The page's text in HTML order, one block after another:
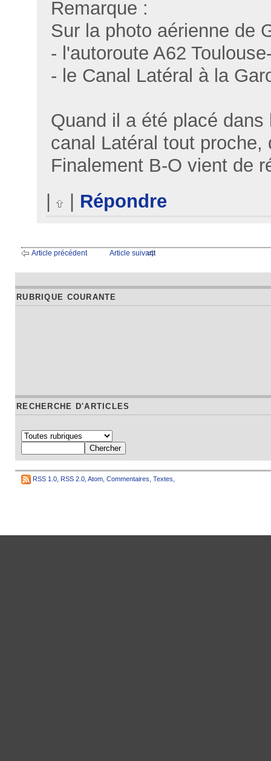
Remarque :
Sur la photo aérienne de
- l'autoroute A62
- le Canal Latéral à la
Quand il a été placé
canal Latéral tout
Finalement B-O vient de
|
| Répondre
Article précédent Article suivant
RUBRIQUE COURANTE
RECHERCHE D'ARTICLES
RSS 1.0 RSS 2.0 Atom Commentaires Textes